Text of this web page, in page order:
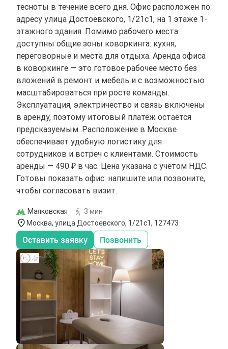
тесноты в течение всего дня. Офис расположен по
адресу улица Достоевского, 1/21с1, на 1 этаже 1-
этажного здания. Помимо рабочего места
доступны общие зоны коворкинга: кухня,
переговорные и места для отдыха. Аренда офиса
в коворкинге — это готовое рабочее место без
вложений в ремонт и мебель и с возможностью
масштабироваться при росте команды.
Эксплуатация, электричество и связь включены
в аренду, поэтому итоговый платёж остаётся
предсказуемым. Расположение в Москве
обеспечивает удобную логистику для
сотрудников и встреч с клиентами. Стоимость
аренды — 490 ₽ в час. Цена указана с учётом НДС.
Готовы показать офис: напишите или позвоните,
чтобы согласовать визит.
Маяковская
3 мин
Москва, улица Достоевского, 1/21с1, 127473
Оставить заявку Позвонить